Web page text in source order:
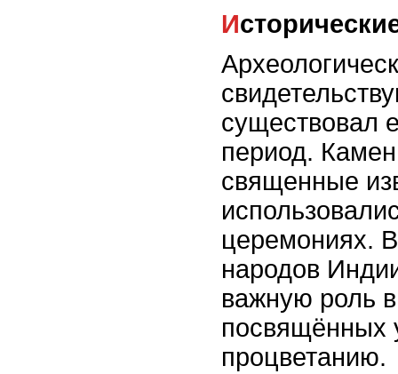
существовал
период.
священные
церемониях.
народов
важную роль
процветанию.